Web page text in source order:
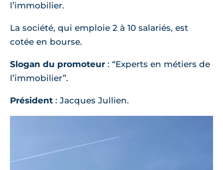
l’immobilier.
La société, qui emploie 2 à 10 salariés, est
cotée en bourse.
Slogan du promoteur : “Experts en métiers de
l’immobilier”.
Président : Jacques Jullien.